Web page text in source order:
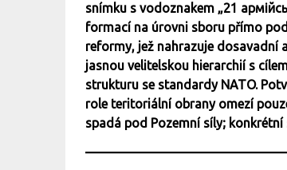
snímku s vodoznakem „21
formací na úrovni sboru přímo
reformy, jež nahrazuje dosavadní
jasnou velitelskou hierarchií s
strukturu se standardy NATO.
role teritoriální obrany omezí
spadá pod Pozemní síly;